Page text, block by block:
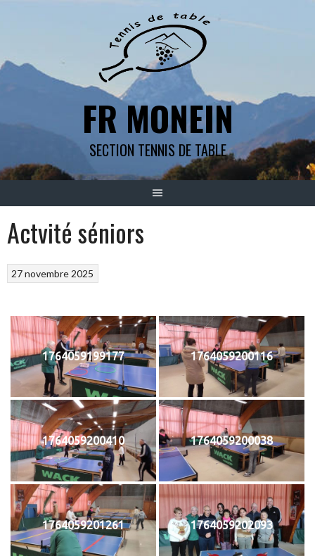
FR MONEIN
SECTION TENNIS DE TABLE
Actvité séniors
27 novembre 2025
1764059199177 1764059200116
1764059200410 1764059200038
1764059201261 1764059202093